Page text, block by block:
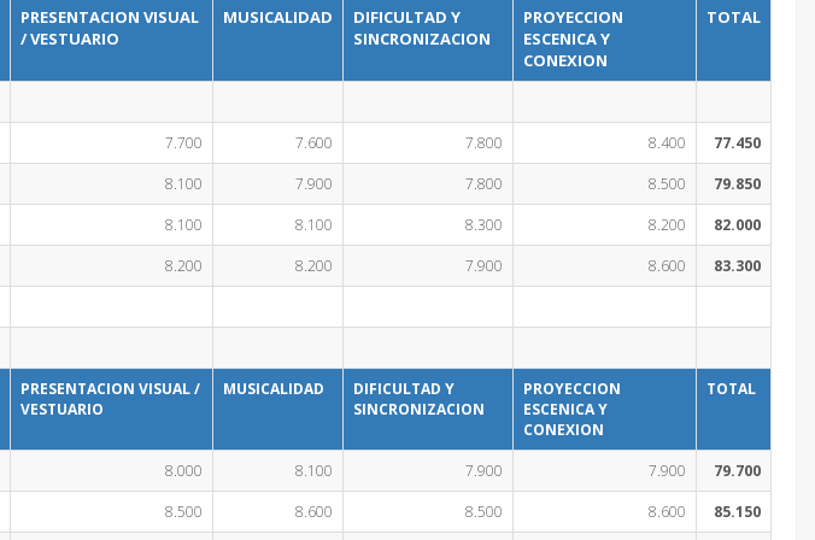
PRESENTACION VISUAL
/ VESTUARIO
MUSICALIDAD
DIFICULTAD Y
SINCRONIZACION
PROYECCION
ESCENICA Y
CONEXION
TOTAL
7.700 7.600 7.800 8.400
77.450
8.100 7.900 7.800 8.500
79.850
8.100 8.100 8.300 8.200
82.000
8.200 8.200 7.900 8.600 83.300
PRESENTACION VISUAL /
VESTUARIO
MUSICALIDAD
DIFICULTAD Y
SINCRONIZACION
PROYECCION
ESCENICA Y
CONEXION
TOTAL
8.000 8.100 7.900 7.900
79.700
8.500 8.600 8.500 8.600 85.150